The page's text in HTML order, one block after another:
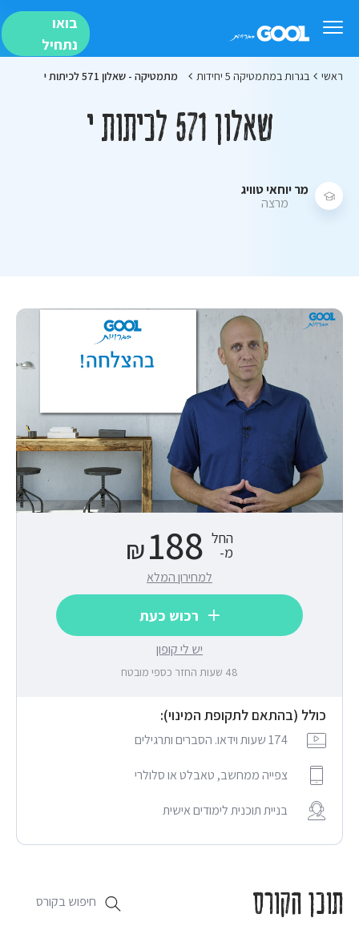
בואו
נתחיל
ראשי בגרות במתמטיקה 5 יחידות מתמטיקה - שאלון 571 לכיתות י
שאלון 571 לכיתות י
מר יוחאי טוויג
מרצה
תוכן הקורס
החל
מ- 188
₪
למחירון המלא
רכוש כעת
יש לי קופון
48 שעות החזר כספי מובטח
כולל (בהתאם לתקופת המינוי):
174 שעות וידאו. הסברים ותרגילים
צפייה ממחשב, טאבלט או סלולרי
בניית תוכנית לימודים אישית